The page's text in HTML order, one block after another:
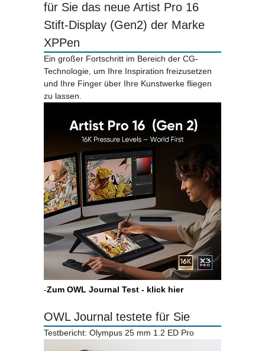
für Sie das neue Artist Pro 16
Stift-Display (Gen2) der Marke
XPPen
Ein großer Fortschritt im Bereich der CG-
Technologie, um Ihre Inspiration freizusetzen
und Ihre Finger über Ihre Kunstwerke fliegen
zu lassen.
-Zum OWL Journal Test - klick hier
OWL Journal testete für Sie
Testbericht: Olympus 25 mm 1.2 ED Pro